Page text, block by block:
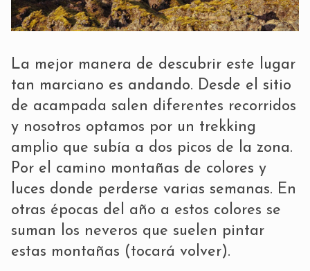
La mejor manera de descubrir este lugar
tan marciano es andando. Desde el sitio
de acampada salen diferentes recorridos
y nosotros optamos por un trekking
amplio que subía a dos picos de la zona.
Por el camino montañas de colores y
luces donde perderse varias semanas. En
otras épocas del año a estos colores se
suman los neveros que suelen pintar
estas montañas (tocará volver).